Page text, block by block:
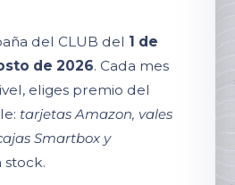
del CLUB del 1 de
de 2026. Cada mes
eliges premio del
tarjetas Amazon, vales
Smartbox y
stock.